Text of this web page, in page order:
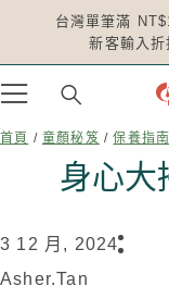
台灣單筆滿
新客輸入
首頁 /童顏秘笈 /保養指南
身心大
3 12 月, 2024
Asher.tan